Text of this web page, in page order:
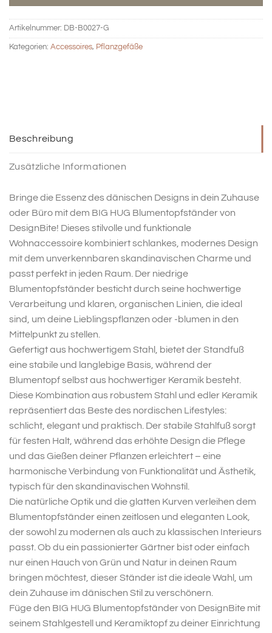
Artikelnummer: DB-B0027-G
Kategorien: Accessoires, Pflanzgefäße
Beschreibung
Zusätzliche Informationen
Bringe die Essenz des dänischen Designs in dein Zuhause
oder Büro mit dem BIG HUG Blumentopfständer von
DesignBite! Dieses stilvolle und funktionale
Wohnaccessoire kombiniert schlankes, modernes Design
mit dem unverkennbaren skandinavischen Charme und
passt perfekt in jeden Raum. Der niedrige
Blumentopfständer besticht durch seine hochwertige
Verarbeitung und klaren, organischen Linien, die ideal
sind, um deine Lieblingspflanzen oder -blumen in den
Mittelpunkt zu stellen.
Gefertigt aus hochwertigem Stahl, bietet der Standfuß
eine stabile und langlebige Basis, während der
Blumentopf selbst aus hochwertiger Keramik besteht.
Diese Kombination aus robustem Stahl und edler Keramik
repräsentiert das Beste des nordischen Lifestyles:
schlicht, elegant und praktisch. Der stabile Stahlfuß sorgt
für festen Halt, während das erhöhte Design die Pflege
und das Gießen deiner Pflanzen erleichtert – eine
harmonische Verbindung von Funktionalität und Ästhetik,
typisch für den skandinavischen Wohnstil.
Die natürliche Optik und die glatten Kurven verleihen dem
Blumentopfständer einen zeitlosen und eleganten Look,
der sowohl zu modernen als auch zu klassischen Interieurs
passt. Ob du ein passionierter Gärtner bist oder einfach
nur einen Hauch von Grün und Natur in deinen Raum
bringen möchtest, dieser Ständer ist die ideale Wahl, um
dein Zuhause im dänischen Stil zu verschönern.
Füge den BIG HUG Blumentopfständer von DesignBite mit
seinem Stahlgestell und Keramiktopf zu deiner Einrichtung